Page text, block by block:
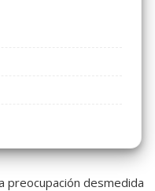
preocupación desmedida